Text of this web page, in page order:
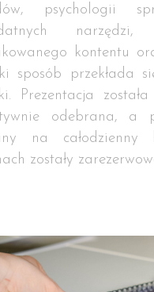
psychologii
narzędzi,
kontentu
sposób przekłada
Prezentacja
odebrana, a
na całodzienny
zostały